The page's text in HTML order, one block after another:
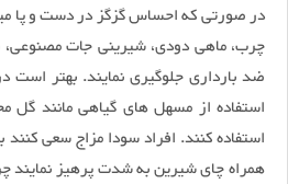
در صورتی که احساس گزگز در دست و پا
چرب، ماهی دودی، شیرینی جات
ضد بارداری جلوگیری نمایند. بهتر است
استفاده از مسهل های گیاهی مانند گل
استفاده کنند. افراد سودا مزاج سعی
همراه چای شیرین به شدت پرهیز